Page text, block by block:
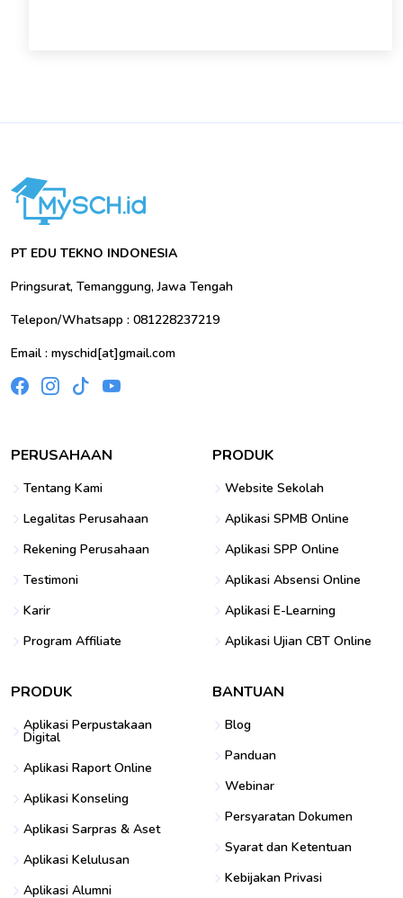
PT EDU TEKNO INDONESIA
Pringsurat, Temanggung, Jawa Tengah
Telepon/Whatsapp : 081228237219
Email : myschid[at]gmail.com
PERUSAHAAN
Tentang Kami
Legalitas Perusahaan
Rekening Perusahaan
Testimoni
Karir
Program Affiliate
PRODUK
Website Sekolah
Aplikasi SPMB Online
Aplikasi SPP Online
Aplikasi Absensi Online
Aplikasi E-Learning
Aplikasi Ujian CBT Online
PRODUK
Aplikasi Perpustakaan
Digital
Aplikasi Raport Online
Aplikasi Konseling
Aplikasi Sarpras & Aset
Aplikasi Kelulusan
Aplikasi Alumni
BANTUAN
Blog
Panduan
Webinar
Persyaratan Dokumen
Syarat dan Ketentuan
Kebijakan Privasi